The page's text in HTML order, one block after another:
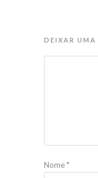
DEIXAR UMA
Nome*